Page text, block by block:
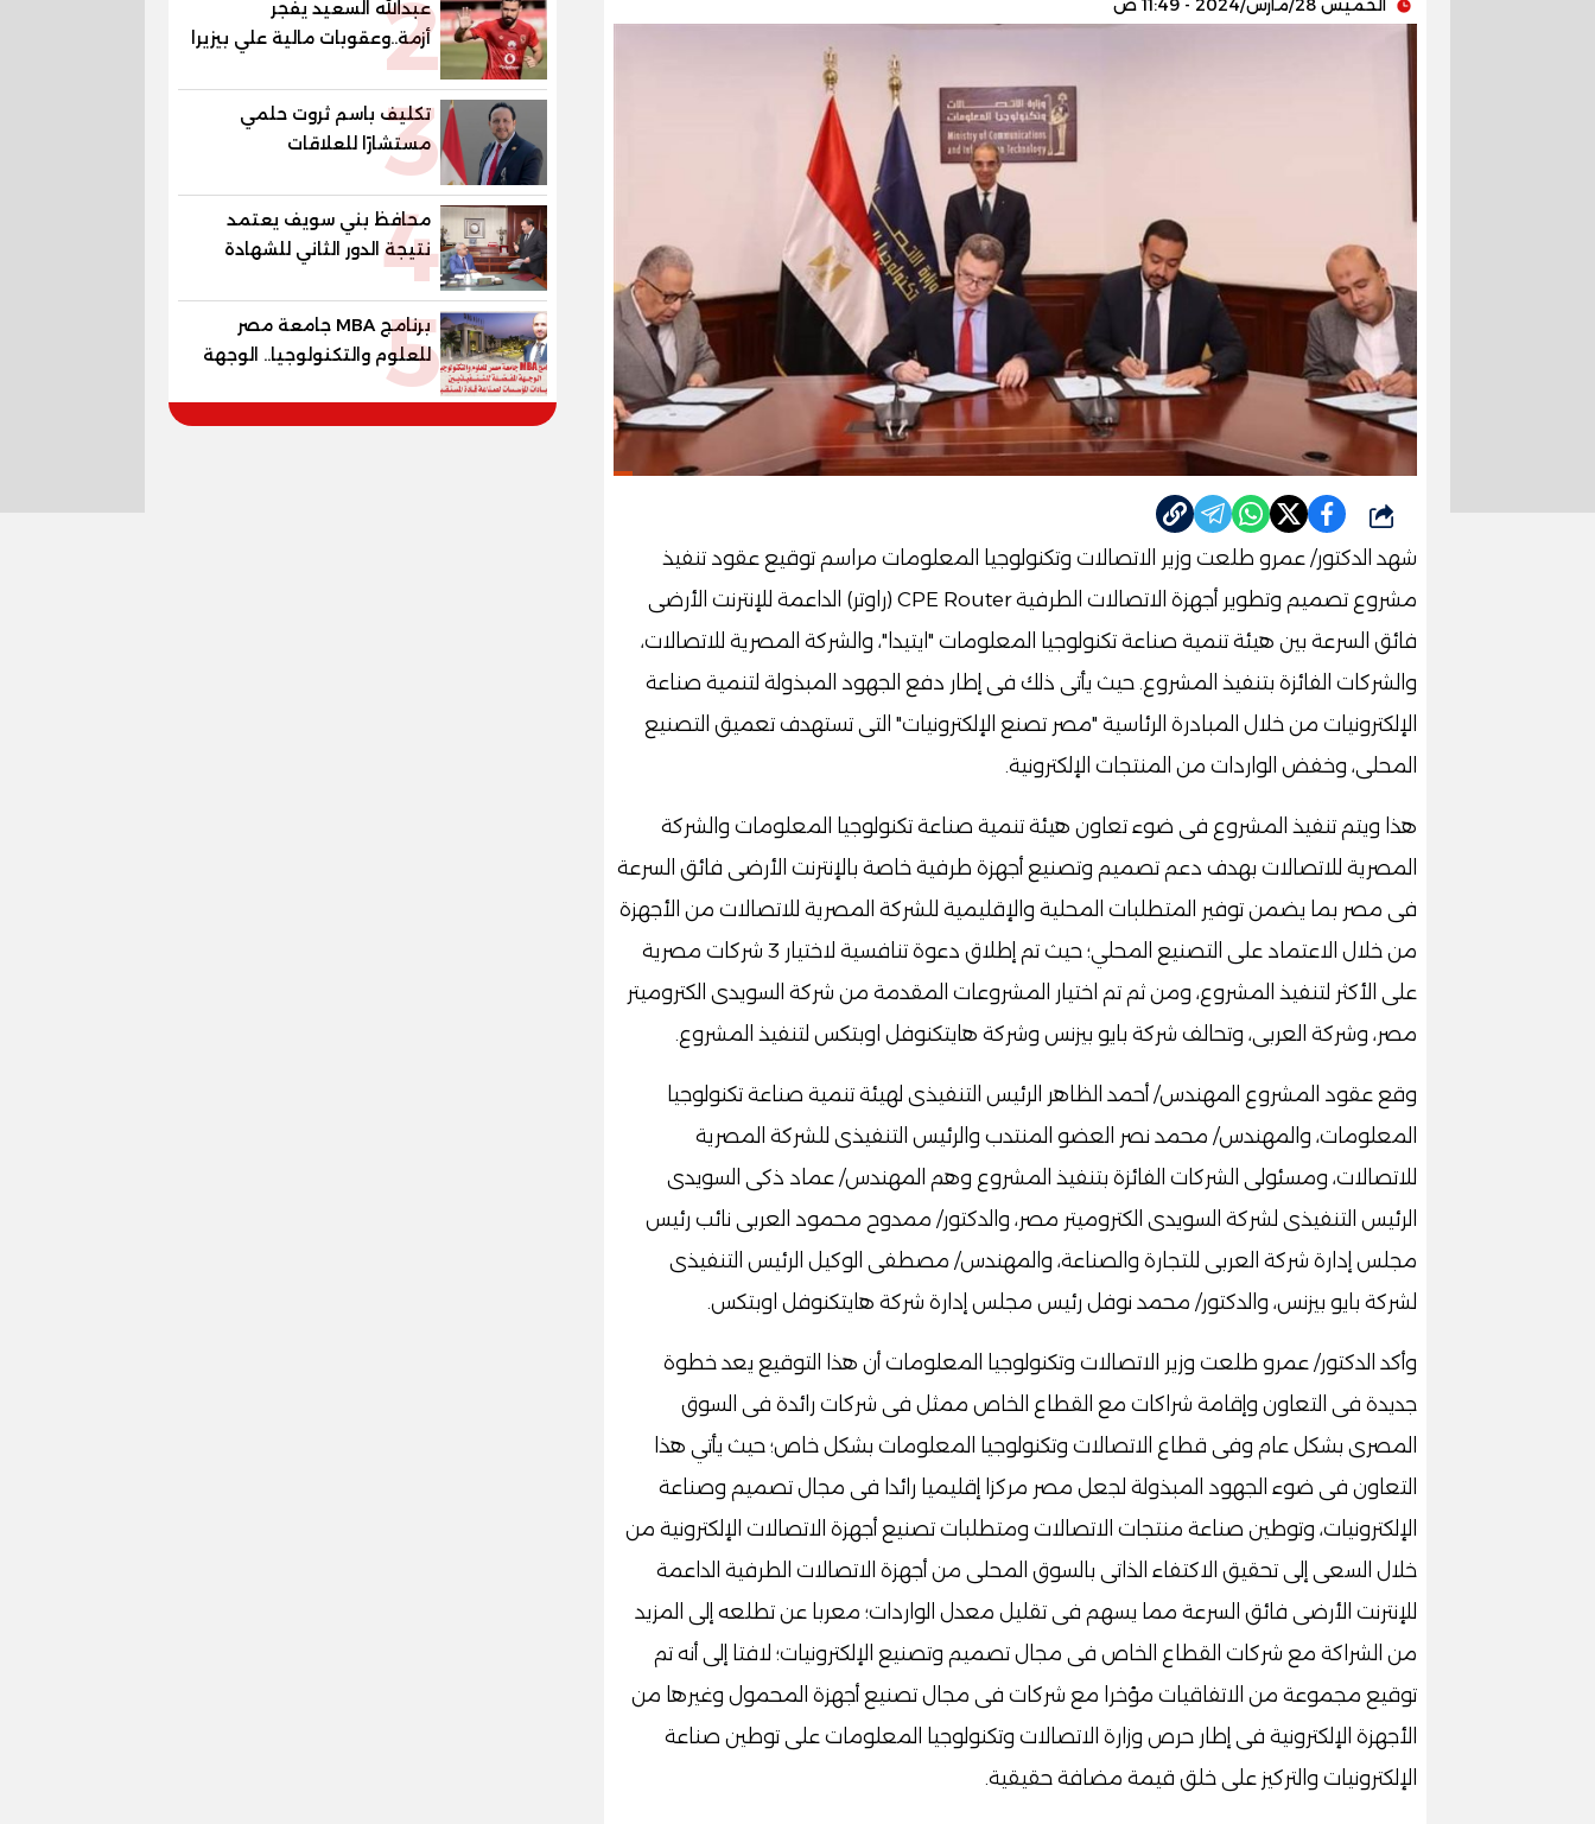
الخميس 28/مارس/2024 - 11:49 ص
شارك
شهد الدكتور/ عمرو طلعت وزير الاتصالات وتكنولوجيا المعلومات مراسم توقيع عقود تنفيذ
مشروع تصميم وتطوير أجهزة الاتصالات الطرفية CPE Router (راوتر) الداعمة للإنترنت الأرضى
فائق السرعة بين هيئة تنمية صناعة تكنولوجيا المعلومات "ايتيدا"، والشركة المصرية للاتصالات،
والشركات الفائزة بتنفيذ المشروع. حيث يأتى ذلك فى إطار دفع الجهود المبذولة لتنمية صناعة
الإلكترونيات من خلال المبادرة الرئاسية "مصر تصنع الإلكترونيات" التى تستهدف تعميق التصنيع
المحلى، وخفض الواردات من المنتجات الإلكترونية.
هذا ويتم تنفيذ المشروع فى ضوء تعاون هيئة تنمية صناعة تكنولوجيا المعلومات والشركة
المصرية للاتصالات بهدف دعم تصميم وتصنيع أجهزة طرفية خاصة بالإنترنت الأرضى فائق السرعة
فى مصر بما يضمن توفير المتطلبات المحلية والإقليمية للشركة المصرية للاتصالات من الأجهزة
من خلال الاعتماد على التصنيع المحلي؛ حيث تم إطلاق دعوة تنافسية لاختيار 3 شركات مصرية
على الأكثر لتنفيذ المشروع، ومن ثم تم اختيار المشروعات المقدمة من شركة السويدى الكتروميتر
مصر، وشركة العربى، وتحالف شركة بايو بيزنس وشركة هايتكنوفل اوبتكس لتنفيذ المشروع.
وقع عقود المشروع المهندس/ أحمد الظاهر الرئيس التنفيذى لهيئة تنمية صناعة تكنولوجيا
المعلومات، والمهندس/ محمد نصر العضو المنتدب والرئيس التنفيذى للشركة المصرية
للاتصالات، ومسئولى الشركات الفائزة بتنفيذ المشروع وهم المهندس/ عماد ذكى السويدى
الرئيس التنفيذى لشركة السويدى الكتروميتر مصر، والدكتور/ ممدوح محمود العربى نائب رئيس
مجلس إدارة شركة العربى للتجارة والصناعة، والمهندس/ مصطفى الوكيل الرئيس التنفيذى
لشركة بايو بيزنس، والدكتور/ محمد نوفل رئيس مجلس إدارة شركة هايتكنوفل اوبتكس.
وأكد الدكتور/ عمرو طلعت وزير الاتصالات وتكنولوجيا المعلومات أن هذا التوقيع يعد خطوة
جديدة فى التعاون وإقامة شراكات مع القطاع الخاص ممثل فى شركات رائدة فى السوق
المصرى بشكل عام وفى قطاع الاتصالات وتكنولوجيا المعلومات بشكل خاص؛ حيث يأتي هذا
التعاون فى ضوء الجهود المبذولة لجعل مصر مركزا إقليميا رائدا فى مجال تصميم وصناعة
الإلكترونيات، وتوطين صناعة منتجات الاتصالات ومتطلبات تصنيع أجهزة الاتصالات الإلكترونية من
خلال السعى إلى تحقيق الاكتفاء الذاتى بالسوق المحلى من أجهزة الاتصالات الطرفية الداعمة
للإنترنت الأرضى فائق السرعة مما يسهم فى تقليل معدل الواردات؛ معربا عن تطلعه إلى المزيد
من الشراكة مع شركات القطاع الخاص فى مجال تصميم وتصنيع الإلكترونيات؛ لافتا إلى أنه تم
توقيع مجموعة من الاتفاقيات مؤخرا مع شركات فى مجال تصنيع أجهزة المحمول وغيرها من
الأجهزة الإلكترونية فى إطار حرص وزارة الاتصالات وتكنولوجيا المعلومات على توطين صناعة
الإلكترونيات والتركيز على خلق قيمة مضافة حقيقية.
2
عبدالله السعيد يفجر
أزمة..وعقوبات مالية علي بيزيرا
وبانزا
3
تكليف باسم ثروت حلمي
مستشارًا للعلاقات
الدبلوماسية وعضوًا بالهيئة
الاستشارية العليا لمنظمة
«جاد جمينت يوإن»
4
محافظ بني سويف يعتمد
نتيجة الدور الثاني للشهادة
الإعدادية العامة بنسبة
79.9% نظامي ...و69.55%
منازل.. و70.56% للمهنية ..
و100% للصُم وضعاف السمع
والنور للمكفوفين
5
برنامج MBA جامعة مصر
للعلوم والتكنولوجيا.. الوجهة
المفضلة للتنفيذيين وقيادات